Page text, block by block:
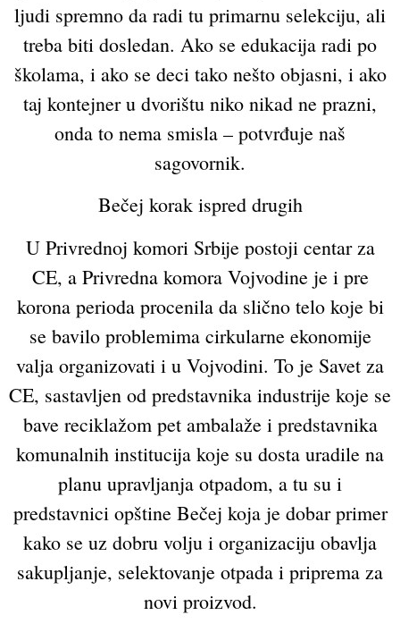
ljudi spremno da radi tu primarnu selekciju, ali
treba biti dosledan. Ako se edukacija radi po
školama, i ako se deci tako nešto objasni, i ako
taj kontejner u dvorištu niko nikad ne prazni,
onda to nema smisla – potvrđuje naš
sagovornik.
Bečej korak ispred drugih
U Privrednoj komori Srbije postoji centar za
CE, a Privredna komora Vojvodine je i pre
korona perioda procenila da slično telo koje bi
se bavilo problemima cirkularne ekonomije
valja organizovati i u Vojvodini. To je Savet za
CE, sastavljen od predstavnika industrije koje se
bave reciklažom pet ambalaže i predstavnika
komunalnih institucija koje su dosta uradile na
planu upravljanja otpadom, a tu su i
predstavnici opštine Bečej koja je dobar primer
kako se uz dobru volju i organizaciju obavlja
sakupljanje, selektovanje otpada i priprema za
novi proizvod.